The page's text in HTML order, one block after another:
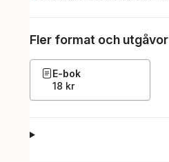
Fler format och utgåvor
E-bok
18 kr